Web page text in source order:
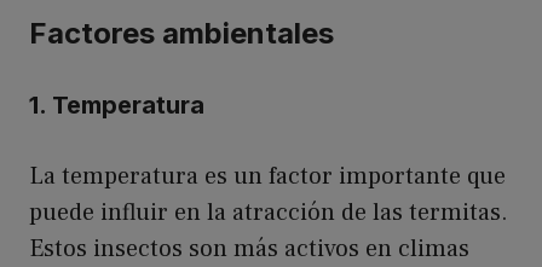
Factores ambientales
1. Temperatura
La temperatura es un factor importante que
puede influir en la atracción de las termitas.
Estos insectos son más activos en climas